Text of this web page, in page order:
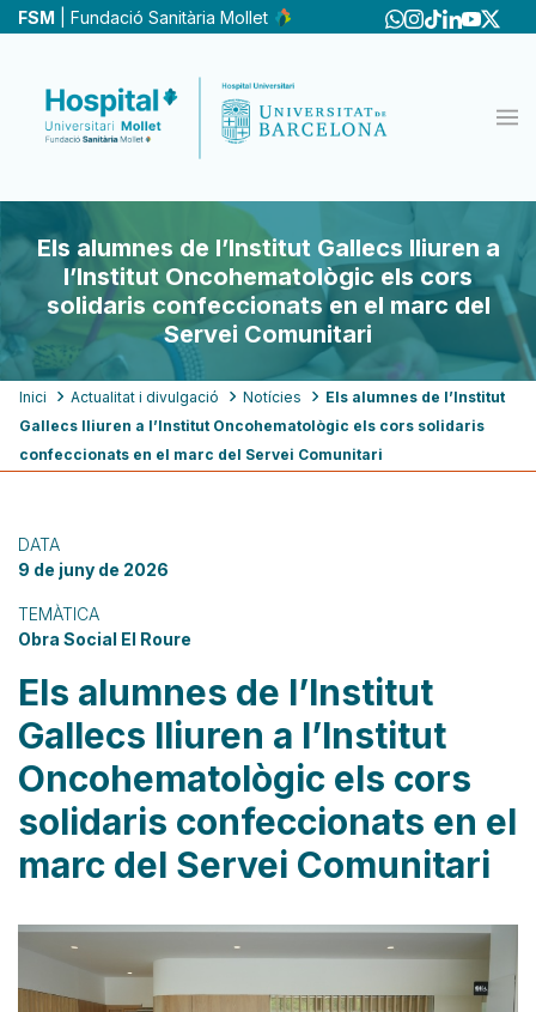
Vés
FSM | Fundació Sanitària Mollet
Els alumnes de l’Institut Gallecs lliuren a
l’Institut Oncohematològic els cors
solidaris confeccionats en el marc del
Servei Comunitari
Fil
d'ariadna
Inici Actualitat i divulgació Notícies
Els alumnes de l’Institut
Gallecs lliuren a l’Institut Oncohematològic els cors solidaris
confeccionats en el marc del Servei Comunitari
DATA
9 de juny de 2026
TEMÀTICA
Obra Social El Roure
Els alumnes de l’Institut
Gallecs lliuren a l’Institut
Oncohematològic els cors
solidaris confeccionats en el
marc del Servei Comunitari